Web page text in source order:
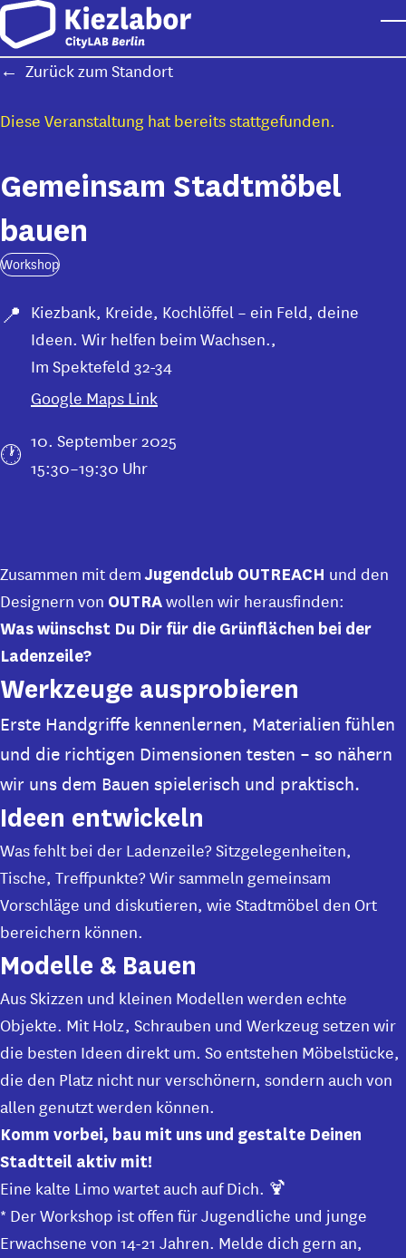
Skip to main content
Zurück zum Standort
Diese Veranstaltung hat bereits stattgefunden.
Gemeinsam Stadtmöbel
bauen
Workshop
Kiezbank, Kreide, Kochlöffel – ein Feld, deine
Ideen. Wir helfen beim Wachsen.,
Im Spektefeld 32-34
Google Maps Link
10. September 2025
15:30–19:30 Uhr
Zusammen mit demJugendclub OUTREACH und den
Designern von OUTRAwollen wir herausfinden:
Was wünschst Du Dir für die Grünflächen bei der
Ladenzeile?
Werkzeuge ausprobieren
Erste Handgriffe kennenlernen, Materialien fühlen
und die richtigen Dimensionen testen – so nähern
wir uns dem Bauen spielerisch und praktisch.
Ideen entwickeln
Was fehlt bei der Ladenzeile? Sitzgelegenheiten,
Tische, Treffpunkte? Wir sammeln gemeinsam
Vorschläge und diskutieren, wie Stadtmöbel den Ort
bereichern können.
Modelle & Bauen
Aus Skizzen und kleinen Modellen werden echte
Objekte. Mit Holz, Schrauben und Werkzeug setzen wir
die besten Ideen direkt um. So entstehen Möbelstücke,
die den Platz nicht nur verschönern, sondern auch von
allen genutzt werden können.
Komm vorbei, bau mit uns und gestalte Deinen
Stadtteil aktiv mit!
Eine kalte Limo wartet auch auf Dich. 🍹
* Der Workshop ist offen für Jugendliche und junge
Erwachsene von 14-21 Jahren. Melde dich gern an,